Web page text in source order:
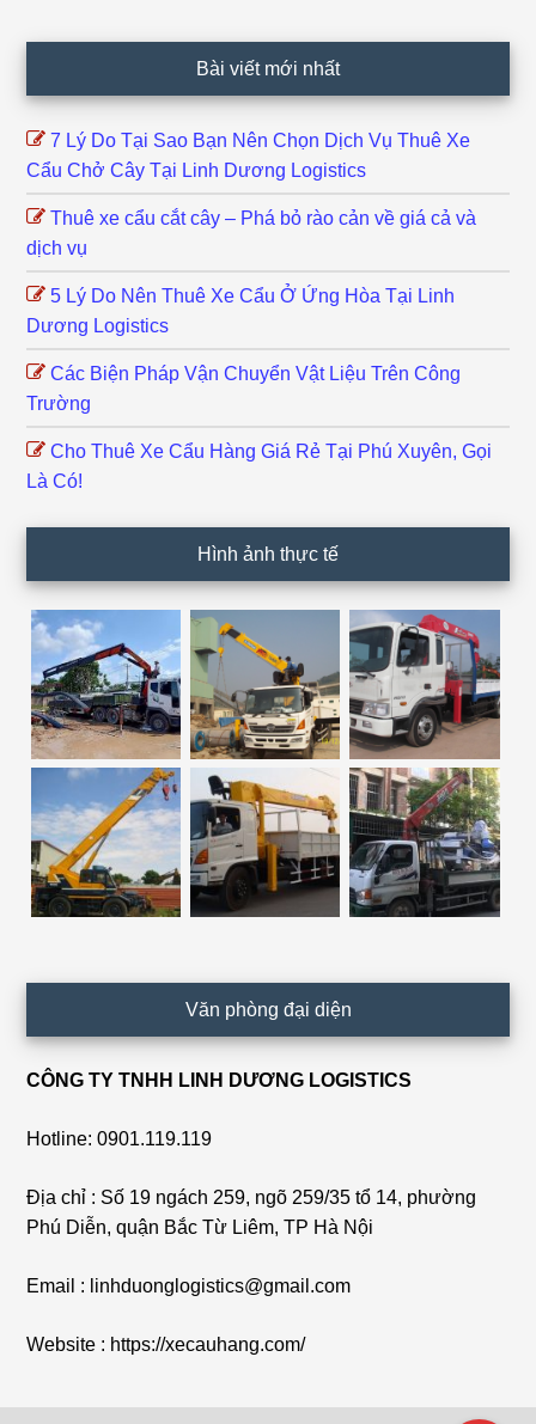
Bài viết mới nhất
7 Lý Do Tại Sao Bạn Nên Chọn Dịch Vụ Thuê Xe
Cẩu Chở Cây Tại Linh Dương Logistics
Thuê xe cẩu cắt cây – Phá bỏ rào cản về giá cả và
dịch vụ
5 Lý Do Nên Thuê Xe Cẩu Ở Ứng Hòa Tại Linh
Dương Logistics
Các Biện Pháp Vận Chuyển Vật Liệu Trên Công
Trường
Cho Thuê Xe Cẩu Hàng Giá Rẻ Tại Phú Xuyên, Gọi
Là Có!
Hình ảnh thực tế
Văn phòng đại diện
CÔNG TY TNHH LINH DƯƠNG LOGISTICS
Hotline: 0901.119.119
Địa chỉ : Số 19 ngách 259, ngõ 259/35 tổ 14, phường
Phú Diễn, quận Bắc Từ Liêm, TP Hà Nội
Email : linhduonglogistics@gmail.com
Website : https://xecauhang.com/